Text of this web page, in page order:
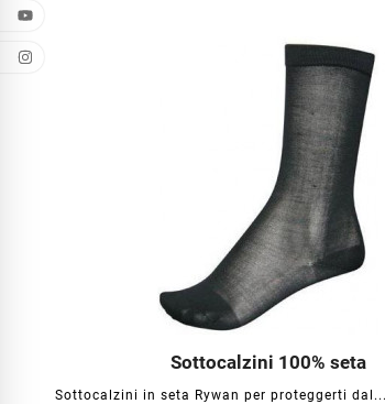
Sottocalzini 100% seta
Sottocalzini in seta Rywan per proteggerti dal...
   